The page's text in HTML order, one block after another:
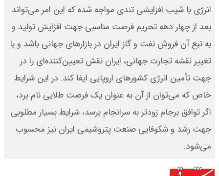
انرژی با شیب افزایشی تندی مواجه شده که این امر می‌تواند
بعد از چهار دهه تحریم فرصت مناسبی جهت افزایش تولید و
به تبع آن فروش نفت و گاز ایران در بازارهای جهانی باشد و با
تغییر نقشه تجارت جهانی، ایران نقش تعیین‌کننده‌ای را در
جهت تأمین انرژی کشورهای اروپایی ایفا کند. در این شرایط
خاص که می‌توان از آن به عنوان یک فرصت طلایی نام برد،
اگر توافق برجام زودتر به سرانجام برسد، شرایط بسیار مطلوبی
جهت رشد و شکوفایی صنعت پتروشیمی ایران نیز محسوب
می‌شود.